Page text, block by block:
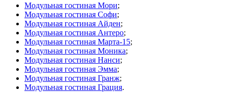
Модульная гостиная Мори;
Модульная гостиная Софи;
Модульная гостиная Айден;
Модульная гостиная Антеро;
Модульная гостиная Марта-15;
Модульная гостиная Моника;
Модульная гостиная Нанси;
Модульная гостиная Эмма;
Модульная гостиная Гранж;
Модульная гостиная Грация.